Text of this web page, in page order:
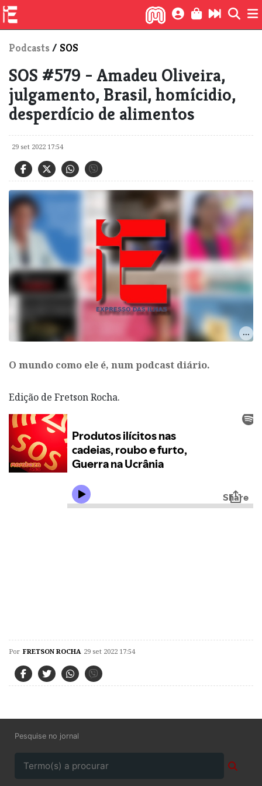
Podcasts / SOS
SOS #579 - Amadeu Oliveira,
julgamento, Brasil, homícidio,
desperdício de alimentos
29 set 2022 17:54
O mundo como ele é, num podcast diário.
Edição de Fretson Rocha.
Por FRETSON ROCHA 29 set 2022 17:54
Pesquise no jornal